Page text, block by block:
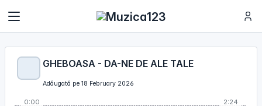
GHEBOASA - DA-NE DE ALE TALE
Adăugată pe 18 February 2026
0:00 2:24